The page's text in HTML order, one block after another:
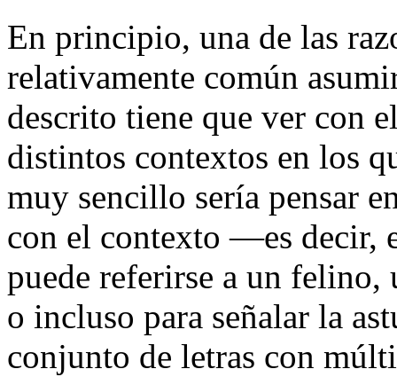
En principio, una de las
relativamente común
descrito tiene que ver con
distintos contextos en los
muy sencillo sería pensar
con el contexto —es decir,
puede referirse a un felino,
o incluso para señalar la
conjunto de letras con